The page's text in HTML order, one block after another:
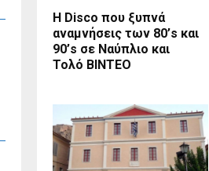
Η Disco που ξυπνά
αναμνήσεις των 80’s και
90’s σε Ναύπλιο και
Τολό BINTEO